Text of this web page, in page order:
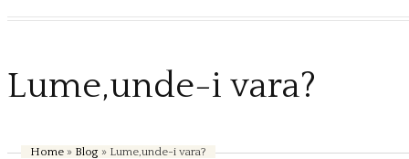
Lume,unde-i vara?
Home » Blog » Lume,unde-i vara?